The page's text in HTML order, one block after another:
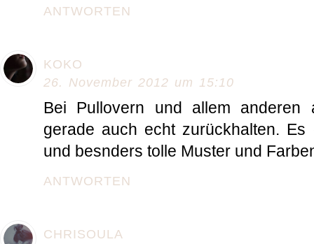
ANTWORTEN
KOKO
26. November 2012 um 15:10
Bei Pullovern und allem
gerade auch echt zurückhalten.
und besnders tolle Muster und
ANTWORTEN
CHRISOULA